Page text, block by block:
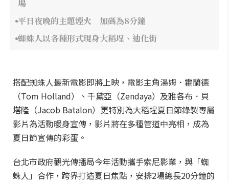
場
平日夜晚的主題煙火 加碼為8分鐘
蜘蛛人以各種形式現身大稻埕、迪化街
搭配蜘蛛人最新電影即將上映，電影主角湯姆．霍蘭德
（Tom Holland）、千黛亞（Zendaya）及雅各布．貝
塔隆（Jacob Batalon）更特別為大稻埕夏日節錄製專屬
影片為活動暖身宣傳，影片將在多種管道中亮相，成為
夏日節宣傳的彩蛋。
台北市政府觀光傳播局今年活動攜手索尼影業，與「蜘
蛛人」合作，跨界打造夏日焦點，安排2場總長20分鐘的